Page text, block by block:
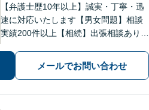
【弁護士歴10年以上】誠実・丁寧・迅
速に対応いたします【男女問題】相談
実績200件以上【相続】出張相談あり
金・債務整理】累計相談200件以上！
【企業法務】スポット依頼から顧問契
メールでお問い合わせ